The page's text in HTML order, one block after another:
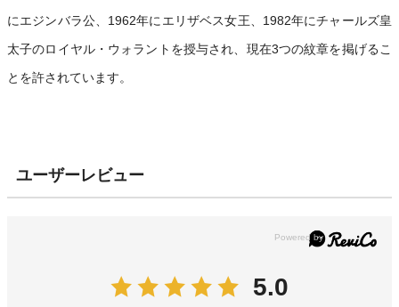
にエジンバラ公、1962年にエリザベス女王、1982年にチャールズ皇
太子のロイヤル・ウォラントを授与され、現在3つの紋章を掲げるこ
とを許されています。
ユーザーレビュー
5.0